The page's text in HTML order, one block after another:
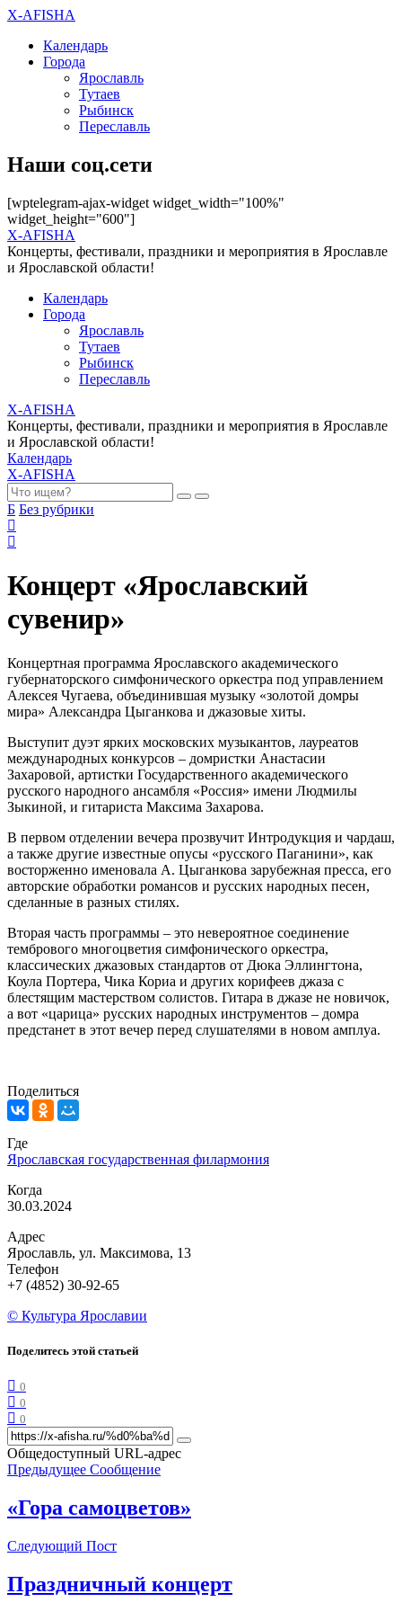
X-AFISHA
Календарь
Города
Ярославль
Тутаев
Рыбинск
Переславль
Наши соц.сети
[wptelegram-ajax-widget widget_width="100%"
widget_height="600"]
X-AFISHA
Концерты, фестивали, праздники и мероприятия в Ярославле
и Ярославской области!
Календарь
Города
Ярославль
Тутаев
Рыбинск
Переславль
X-AFISHA
Концерты, фестивали, праздники и мероприятия в Ярославле
и Ярославской области!
Календарь
X-AFISHA
Б Без рубрики
Концерт «Ярославский
сувенир»
Концертная программа Ярославского академического
губернаторского симфонического оркестра под управлением
Алексея Чугаева, объединившая музыку «золотой домры
мира» Александра Цыганкова и джазовые хиты.
Выступит дуэт ярких московских музыкантов, лауреатов
международных конкурсов – домристки Анастасии
Захаровой, артистки Государственного академического
русского народного ансамбля «Россия» имени Людмилы
Зыкиной, и гитариста Максима Захарова.
В первом отделении вечера прозвучит Интродукция и чардаш,
а также другие известные опусы «русского Паганини», как
восторженно именовала А. Цыганкова зарубежная пресса, его
авторские обработки романсов и русских народных песен,
сделанные в разных стилях.
Вторая часть программы – это невероятное соединение
тембрового многоцветия симфонического оркестра,
классических джазовых стандартов от Дюка Эллингтона,
Коула Портера, Чика Кориа и других корифеев джаза с
блестящим мастерством солистов. Гитара в джазе не новичок,
а вот «царица» русских народных инструментов – домра
предстанет в этот вечер перед слушателями в новом амплуа.
Поделиться
Где
Ярославская государственная филармония
Когда
30.03.2024
Адрес
Ярославль, ул. Максимова, 13
Телефон
+7 (4852) 30-92-65
© Культура Ярославии
Поделитесь этой статьей
0
0
0
Общедоступный URL-адрес
Предыдущее Сообщение
«Гора самоцветов»
Следующий Пост
Праздничный концерт